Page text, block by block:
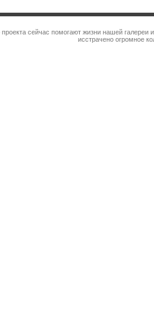
сейчас помогают жизни нашей
исстрачено огромное